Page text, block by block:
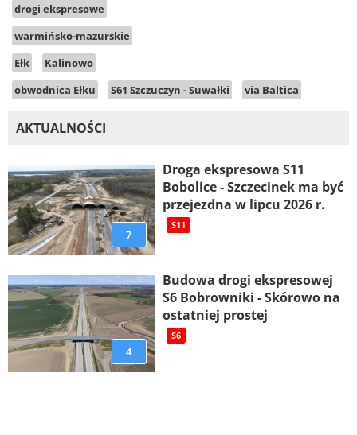
drogi ekspresowe
warmińsko-mazurskie
Ełk
Kalinowo
obwodnica Ełku
S61 Szczuczyn - Suwałki via Baltica
AKTUALNOŚCI
7
Droga ekspresowa S11
Bobolice - Szczecinek ma być
przejezdna w lipcu 2026 r.
S11
4
Budowa drogi ekspresowej
S6 Bobrowniki - Skórowo na
ostatniej prostej
S6